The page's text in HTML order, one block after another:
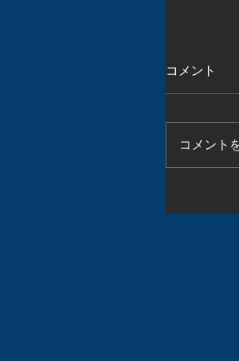
コメント
コメント